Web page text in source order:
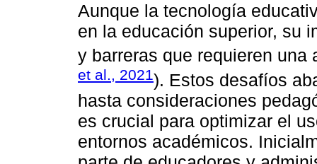
Aunque la tecnología
en la educación superior, su
y barreras que requieren
et al., 2021). Estos desafíos
hasta consideraciones
es crucial para optimizar el
entornos académicos.